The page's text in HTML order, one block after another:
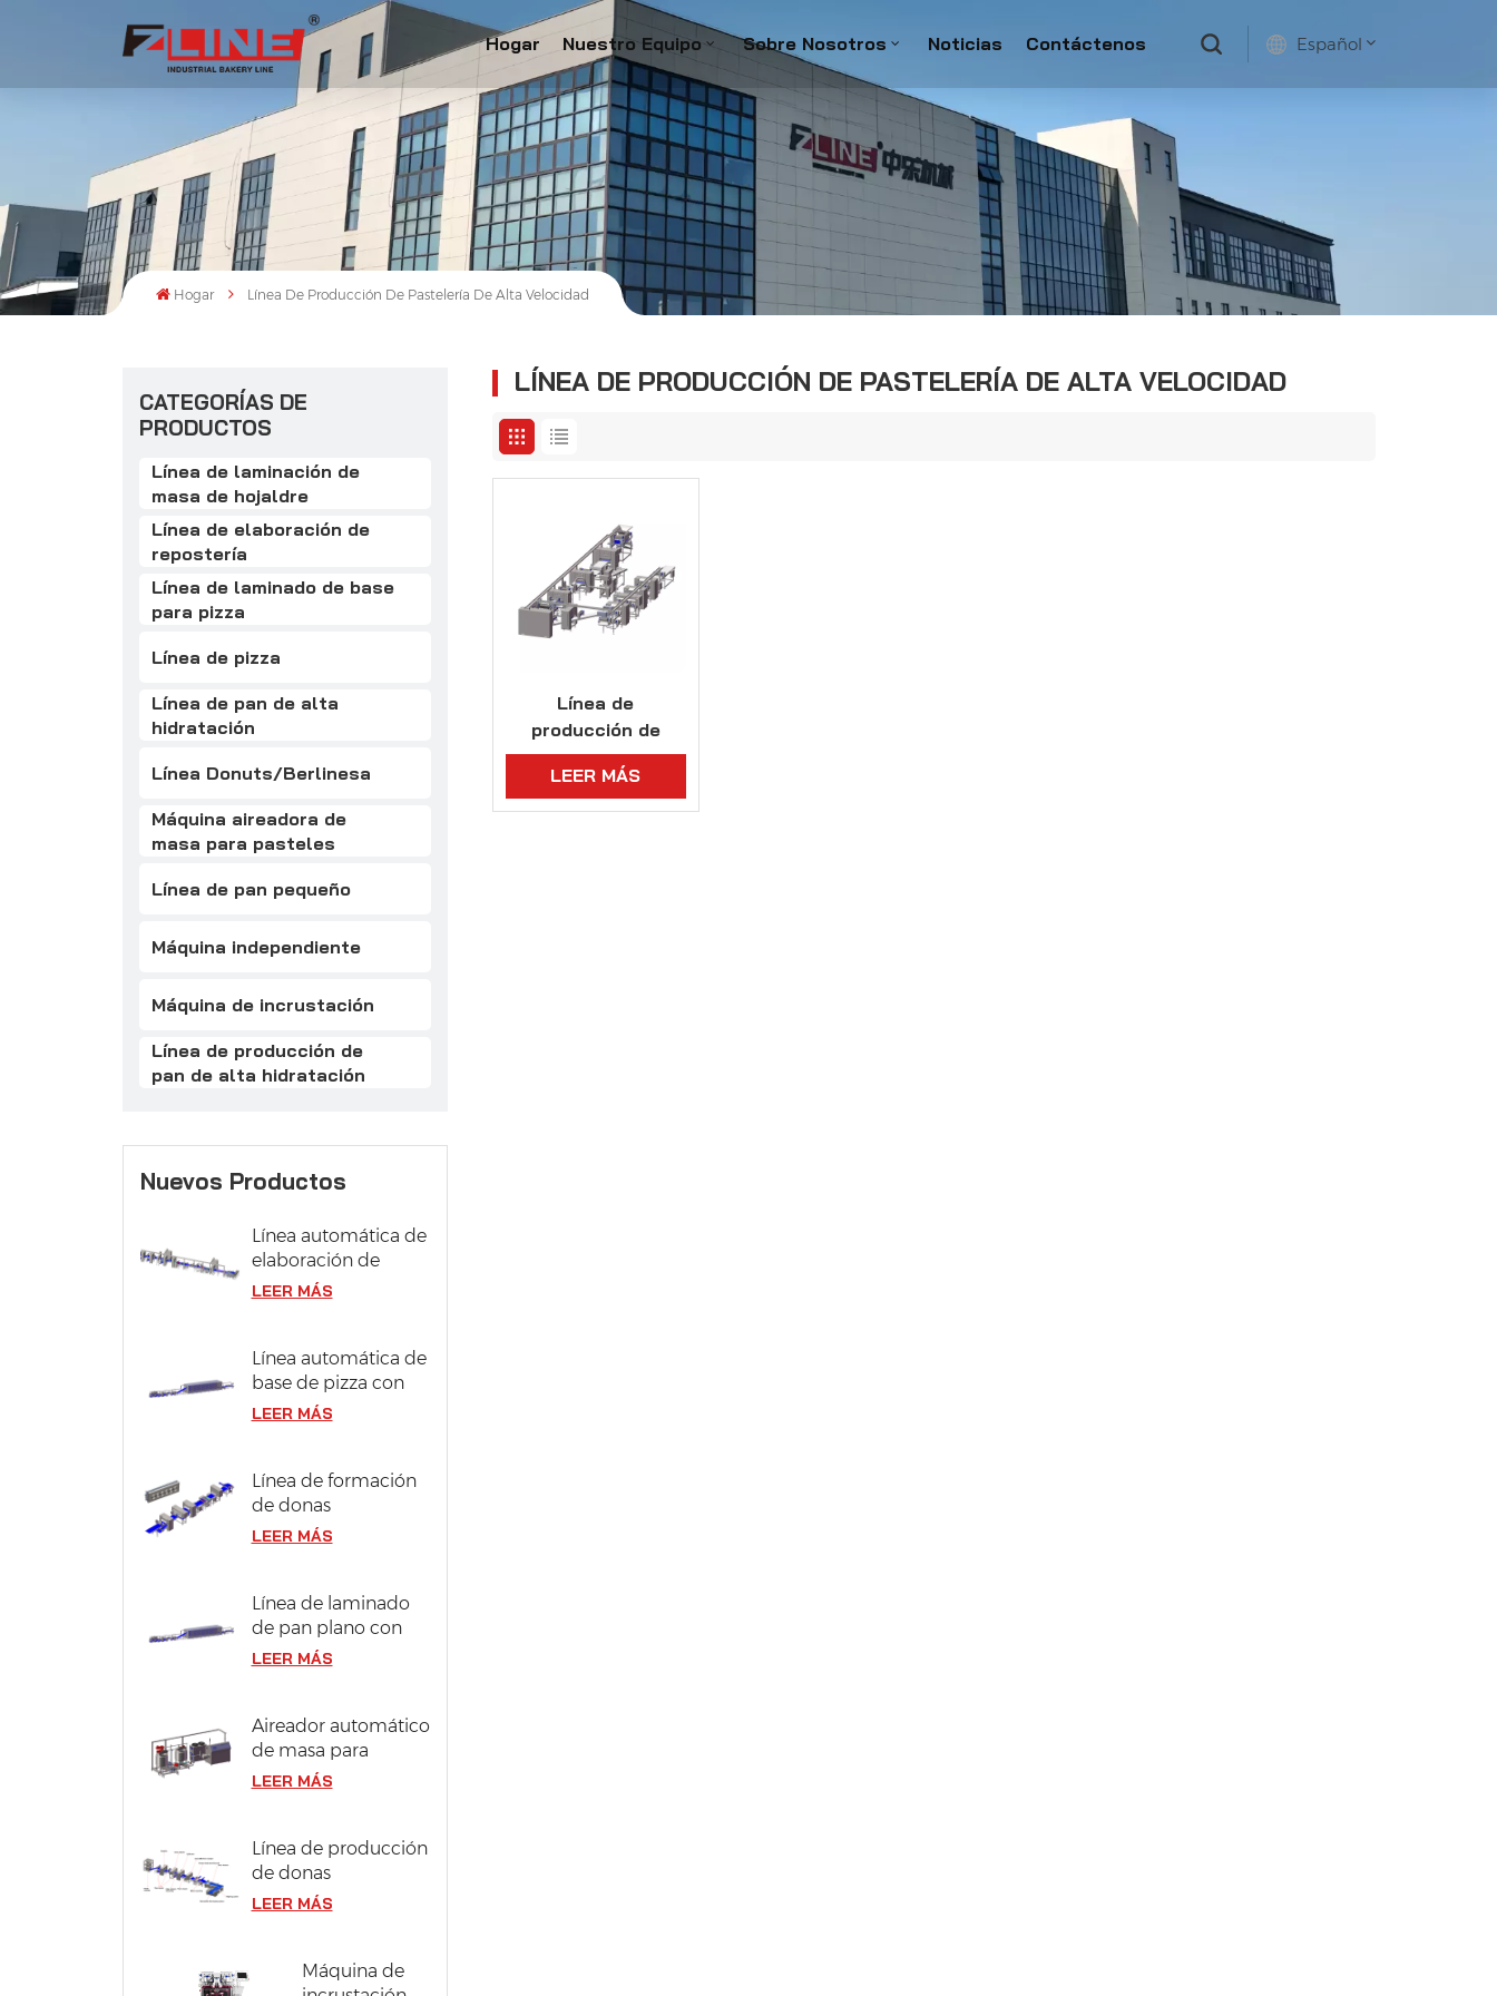
Hogar Nuestro Equipo Sobre Nosotros Noticias Contáctenos Español
русский
español
Hogar Línea De Producción De Pastelería De Alta Velocidad
CATEGORÍAS DE
PRODUCTOS
Línea de laminación de
masa de hojaldre
Línea de elaboración de
repostería
Línea de laminado de base
para pizza
Línea de pizza
Línea de pan de alta
hidratación
Línea Donuts/Berlinesa
Máquina aireadora de
masa para pasteles
Línea de pan pequeño
Máquina independiente
Máquina de incrustación
Línea de producción de
pan de alta hidratación
Nuevos Productos
Línea automática de
elaboración de
pasteles
LEER MÁS
Línea automática de
base de pizza con
sistema de
LEER MÁS
Línea de formación
de donas
compactas y
LEER MÁS
Línea de laminado
de pan plano con
ancho de masa de
LEER MÁS
Aireador automático
de masa para
bizcocho
LEER MÁS
Línea de producción
de donas
industriales con
LEER MÁS
Máquina de
LÍNEA DE PRODUCCIÓN DE PASTELERÍA DE ALTA VELOCIDAD
Línea de
producción de
láminas de hojaldre
para hojas de
tamaño 400*600
LEER MÁS